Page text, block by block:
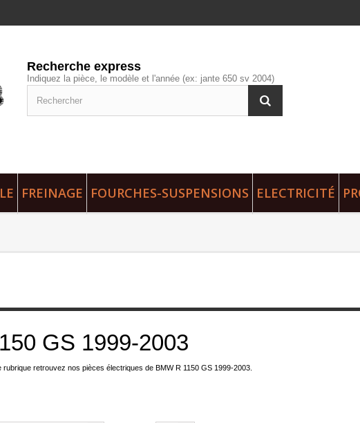
Recherche express
Indiquez la pièce, le modèle et l'année (ex: jante 650 sv 2004)
FREINAGE FOURCHES-SUSPENSIONS ELECTRICITÉ
GS 1999-2003
rubrique retrouvez nos pièces électriques de BMW R 1150 GS 1999-2003.